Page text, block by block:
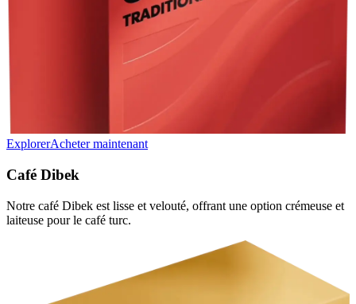
ExplorerAcheter maintenant
Café Dibek
Notre café Dibek est lisse et velouté, offrant une option crémeuse et
laiteuse pour le café turc.